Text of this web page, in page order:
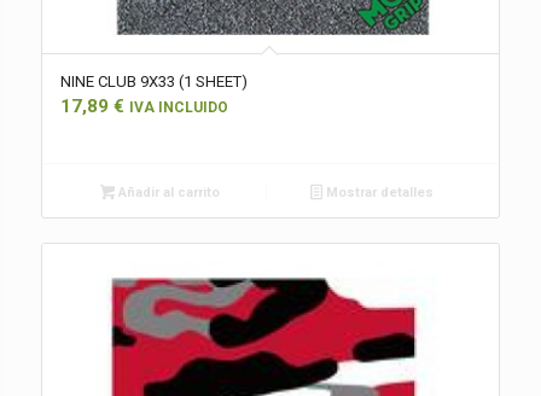
NINE CLUB 9X33 (1 SHEET)
17,89 € IVA INCLUIDO
Añadir al carrito Mostrar detalles